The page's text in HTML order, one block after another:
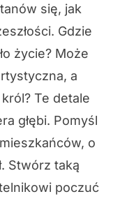
się, jak
Gdzie
życie? Może
a
Te detale
głębi. Pomyśl
o
Stwórz taką
poczuć